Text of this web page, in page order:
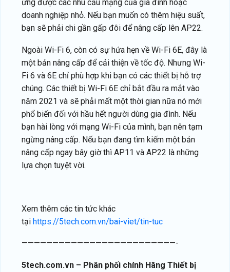
ứng được các nhu cầu mạng của gia đình hoặc
doanh nghiệp nhỏ. Nếu bạn muốn có thêm hiệu suất,
bạn sẽ phải chi gần gấp đôi để nâng cấp lên AP22.
Ngoài Wi-Fi 6, còn có sự hứa hẹn về Wi-Fi 6E, đây là
một bản nâng cấp để cải thiện về tốc độ. Nhưng Wi-
Fi 6 và 6E chỉ phù hợp khi bạn có các thiết bị hỗ trợ
chúng. Các thiết bị Wi-Fi 6E chỉ bắt đầu ra mắt vào
năm 2021 và sẽ phải mất một thời gian nữa nó mới
phổ biến đối với hầu hết người dùng gia đình. Nếu
bạn hài lòng với mạng Wi-Fi của mình, bạn nên tạm
ngừng nâng cấp. Nếu bạn đang tìm kiếm một bản
nâng cấp ngay bây giờ thì AP11 và AP22 là những
lựa chọn tuyệt vời.
Xem thêm các tin tức khác
tại https://5tech.com.vn/bai-viet/tin-tuc
—————————————————————————-
5tech.com.vn – Phân phối chính Hãng Thiết bị